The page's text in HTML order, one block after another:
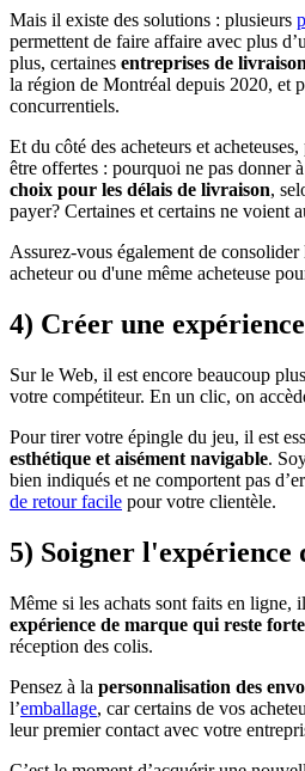
Mais il existe des solutions : plusieurs
permettent de faire affaire avec plus
plus, certaines entreprises de
la région de Montréal depuis 2020, et
concurrentiels.
Et du côté des acheteurs et
être offertes : pourquoi ne pas donner
choix pour les délais de livraison,
payer? Certaines et certains ne voient
Assurez-vous également de consolider
acheteur ou d'une même acheteuse
4) Créer une
Sur le Web, il est encore beaucoup
votre compétiteur. En un clic, on
Pour tirer votre épingle du jeu, il est
esthétique et aisément navigable.
bien indiqués et ne comportent pas
de retour facile pour votre clientèle.
5) Soigner l'expérience
Même si les achats sont faits en ligne,
expérience de marque qui reste
réception des colis.
Pensez à la personnalisation des
l’emballage, car certains de vos
leur premier contact avec votre